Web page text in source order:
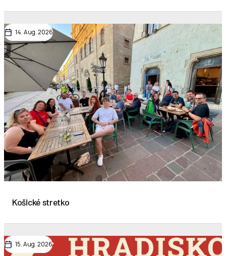
14. Aug. 2026
Košické stretko
15. Aug. 2026